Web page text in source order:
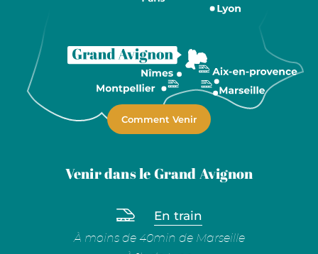
Comment Venir
Venir dans le Grand Avignon
En train
À moins de 40min de Marseille